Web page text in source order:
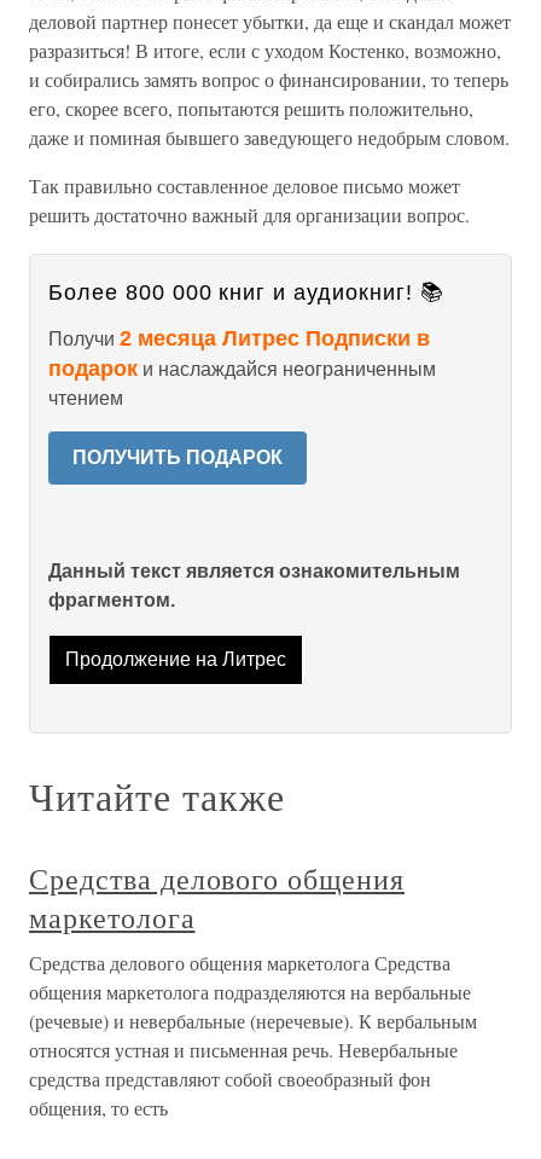
деловой партнер понесет убытки, да еще и скандал может
разразиться! В итоге, если с уходом Костенко, возможно,
и собирались замять вопрос о финансировании, то теперь
его, скорее всего, попытаются решить положительно,
даже и поминая бывшего заведующего недобрым словом.
Так правильно составленное деловое письмо может
решить достаточно важный для организации вопрос.
Более 800 000 книг и аудиокниг! 📚
Получи 2 месяца Литрес Подписки в
подарок и наслаждайся неограниченным
чтением
ПОЛУЧИТЬ ПОДАРОК
Данный текст является ознакомительным
фрагментом.
Продолжение на Литрес
Читайте также
Средства делового общения
маркетолога
Средства делового общения маркетолога Средства
общения маркетолога подразделяются на вербальные
(речевые) и невербальные (неречевые). К вербальным
относятся устная и письменная речь. Невербальные
средства представляют собой своеобразный фон
общения, то есть